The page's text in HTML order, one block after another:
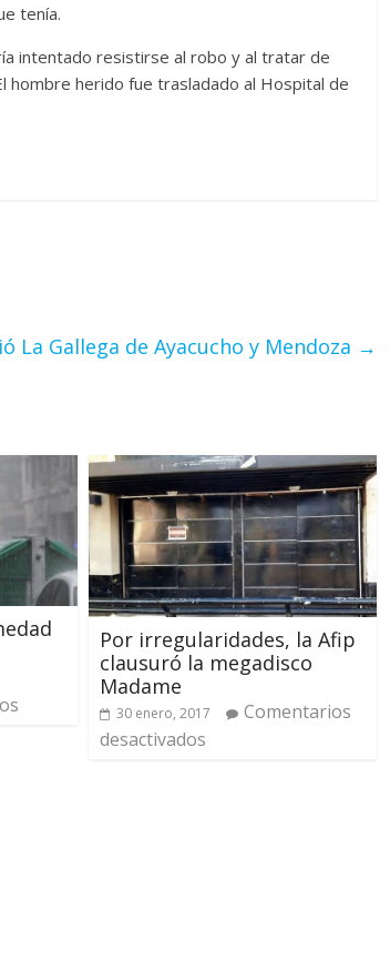
tenía.
intentado resistirse al robo y al tratar de
hombre herido fue trasladado al Hospital de
La Gallega de Ayacucho y Mendoza →
Por irregularidades, la Afip
clausuró la megadisco
Madame
30 enero, 2017
Comentarios
desactivados